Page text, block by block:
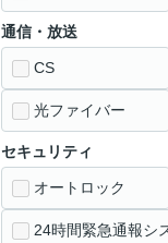
通信・放送
CS
光ファイバー
セキュリティ
オートロック
24時間緊急通報シ